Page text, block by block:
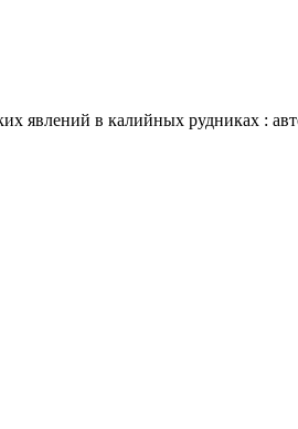
явлений в калийных рудниках :